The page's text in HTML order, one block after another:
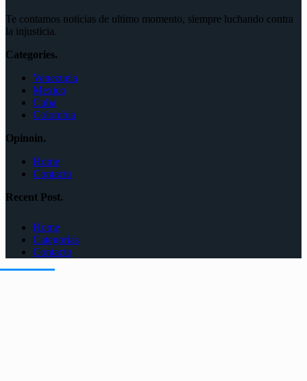
Te contamos noticias de ultimo momento, siempre luchando contra
la injusticia.
Categories.
Venezuela
Mexico
Cuba
Colombia
Opinoin.
Home
Contacto
Recent Post.
Home
Categorías
Contacto